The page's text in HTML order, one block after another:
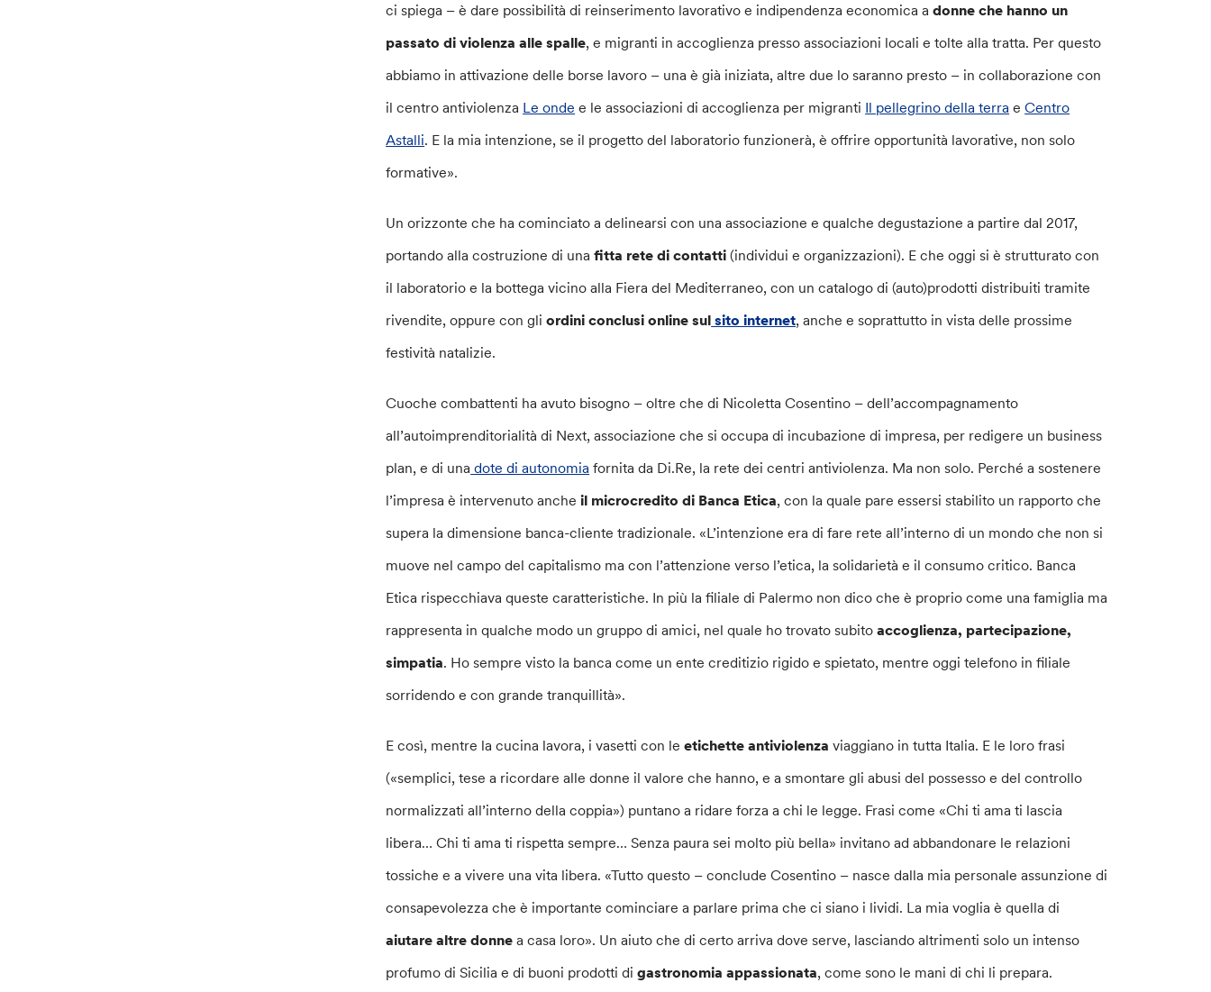
ci spiega – è dare possibilità di reinserimento lavorativo e indipendenza economica adonne che hanno un
passato di violenza alle spalle, e migranti in accoglienza presso associazioni locali e tolte alla tratta. Per questo
abbiamo in attivazione delle borse lavoro – una è già iniziata, altre due lo saranno presto – in collaborazione con
il centro antiviolenza Le onde e le associazioni di accoglienza per migranti Il pellegrino della terra eCentro
Astalli. E la mia intenzione, se il progetto del laboratorio funzionerà, è offrire opportunità lavorative, non solo
formative».
Un orizzonte che ha cominciato a delinearsi con una associazione e qualche degustazione a partire dal 2017,
portando alla costruzione di unafitta rete di contatti(individui e organizzazioni). E che oggi si è strutturato con
il laboratorio e la bottega vicino alla Fiera del Mediterraneo, con un catalogo di (auto)prodotti distribuiti tramite
rivendite, oppure con gliordini conclusi online sul sito internet, anche e soprattutto in vista delle prossime
festività natalizie.
Cuoche combattenti ha avuto bisogno – oltre che di Nicoletta Cosentino – dell’accompagnamento
all’autoimprenditorialità di Next, associazione che si occupa di incubazione di impresa, per redigere un business
plan, e di una dote di autonomia fornita da Di.Re, la rete dei centri antiviolenza. Ma non solo. Perché a sostenere
l’impresa è intervenuto ancheil microcredito di Banca Etica, con la quale pare essersi stabilito un rapporto che
supera la dimensione banca-cliente tradizionale. «L’intenzione era di fare rete all’interno di un mondo che non si
muove nel campo del capitalismo ma con l’attenzione verso l’etica, la solidarietà e il consumo critico. Banca
Etica rispecchiava queste caratteristiche. In più la filiale di Palermo non dico che è proprio come una famiglia ma
rappresenta in qualche modo un gruppo di amici, nel quale ho trovato subitoaccoglienza, partecipazione,
simpatia. Ho sempre visto la banca come un ente creditizio rigido e spietato, mentre oggi telefono in filiale
sorridendo e con grande tranquillità».
E così, mentre la cucina lavora, i vasetti con leetichette antiviolenza viaggiano in tutta Italia. E le loro frasi
(«semplici, tese a ricordare alle donne il valore che hanno, e a smontare gli abusi del possesso e del controllo
normalizzati all’interno della coppia») puntano a ridare forza a chi le legge. Frasi come «Chi ti ama ti lascia
libera… Chi ti ama ti rispetta sempre… Senza paura sei molto più bella» invitano ad abbandonare le relazioni
tossiche e a vivere una vita libera. «Tutto questo – conclude Cosentino – nasce dalla mia personale assunzione di
consapevolezza che è importante cominciare a parlare prima che ci siano i lividi. La mia voglia è quella di
aiutare altre donne a casa loro». Un aiuto che di certo arriva dove serve, lasciando altrimenti solo un intenso
profumo di Sicilia e di buoni prodotti digastronomia appassionata, come sono le mani di chi li prepara.